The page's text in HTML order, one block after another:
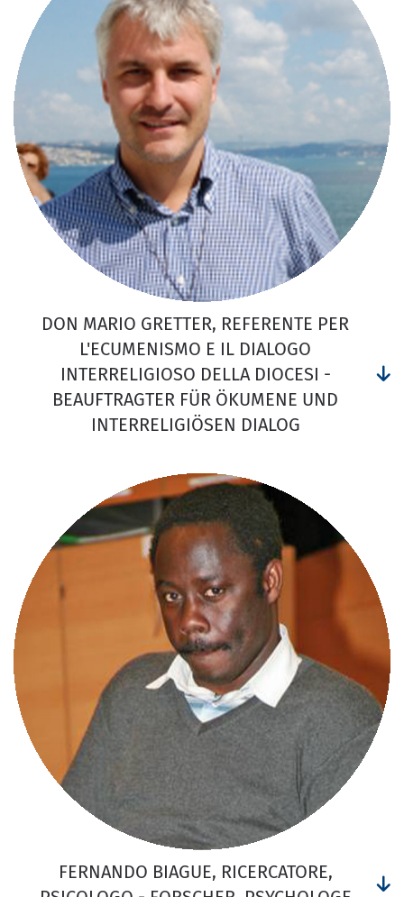
DON MARIO GRETTER, REFERENTE PER
L'ECUMENISMO E IL DIALOGO
INTERRELIGIOSO DELLA DIOCESI -
BEAUFTRAGTER FÜR ÖKUMENE UND
INTERRELIGIÖSEN DIALOG
FERNANDO BIAGUE, RICERCATORE,